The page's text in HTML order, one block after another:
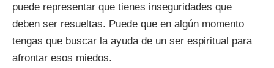
puede representar que tienes inseguridades que
deben ser resueltas. Puede que en algún momento
tengas que buscar la ayuda de un ser espiritual para
afrontar esos miedos.